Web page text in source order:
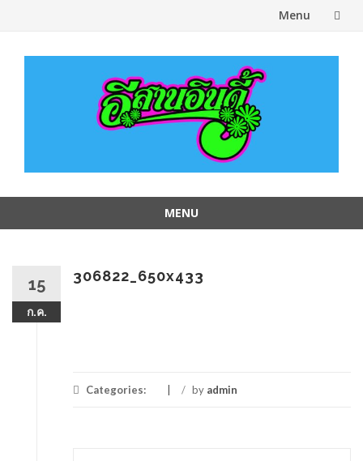
Menu
MENU
15
ก.ค.
306822_650x433
Categories: / by admin